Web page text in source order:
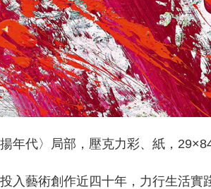
年代〉局部，壓克力彩、紙，
入藝術創作近四十年，力行生活實